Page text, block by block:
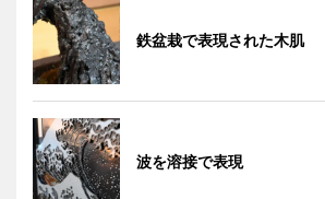
鉄盆栽で表現された木肌
波を溶接で表現